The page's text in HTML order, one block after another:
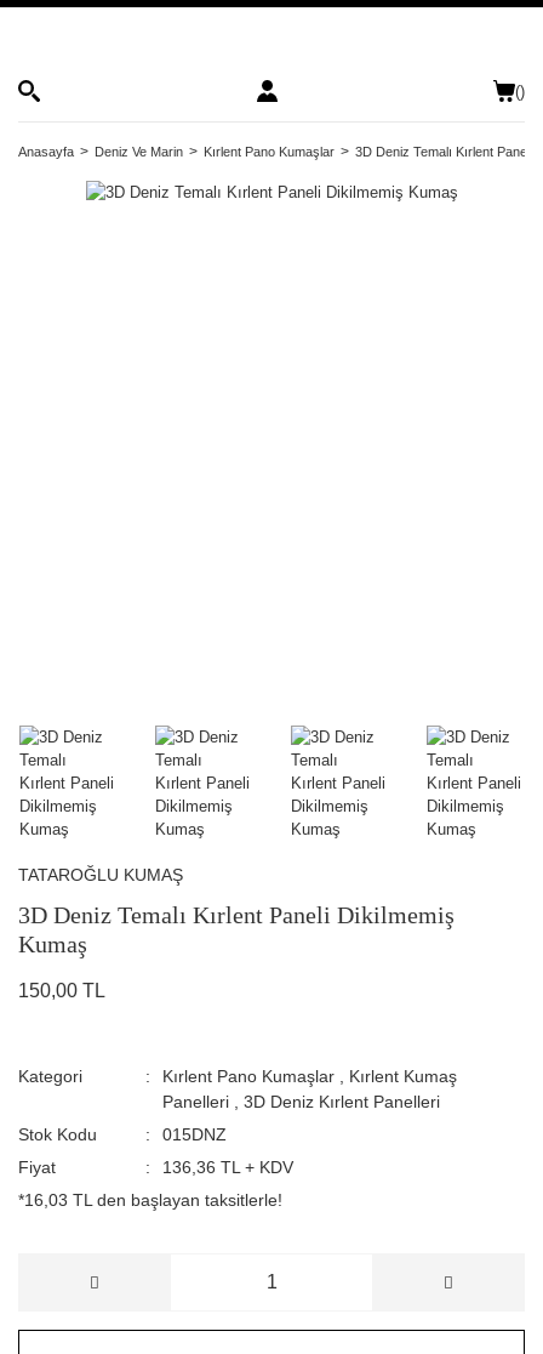
()
Anasayfa Deniz Ve Marin Kırlent Pano Kumaşlar 3D Deniz Temalı Kırlent Paneli
TATAROĞLU KUMAŞ
3D Deniz Temalı Kırlent Paneli Dikilmemiş
Kumaş
150,00 TL
Kategori Kırlent Pano Kumaşlar
Kırlent Kumaş
Panelleri
3D Deniz Kırlent Panelleri
Stok Kodu
015DNZ
Fiyat
136,36 TL + KDV
*16,03 TL den başlayan taksitlerle!